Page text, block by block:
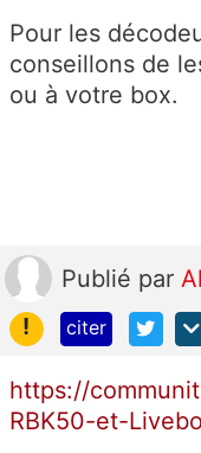
Pour les
conseillons de
ou à votre box.
Publié par
!
citer
https://
RBK50-et-